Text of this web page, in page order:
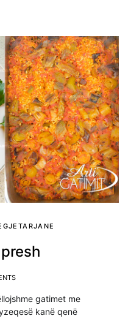
gatimet me
kanë qenë